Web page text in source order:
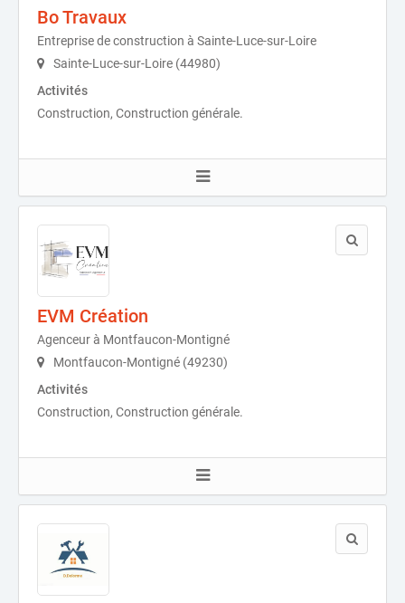
Bo Travaux
Entreprise de construction à Sainte-Luce-sur-Loire
Sainte-Luce-sur-Loire (44980)
Activités
Construction, Construction générale.
EVM Création
Agenceur à Montfaucon-Montigné
Montfaucon-Montigné (49230)
Activités
Construction, Construction générale.